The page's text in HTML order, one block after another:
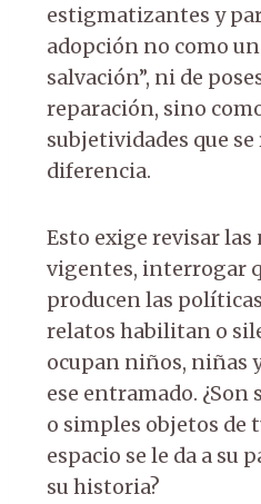
estigmatizantes y
adopción no como un
salvación”, ni de
reparación, sino
subjetividades que
diferencia.
Esto exige revisar
vigentes, interrogar
producen las
relatos habilitan o
ocupan niños, niñas
ese entramado. ¿Son
o simples objetos de
espacio se le da a su
su historia?